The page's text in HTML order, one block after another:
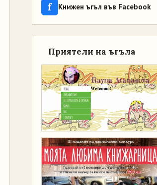
f Книжен ъгъл във Facebook
Приятели на ъгъла